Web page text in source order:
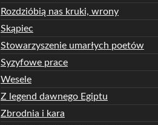
Rozdzióbią nas kruki, wrony
Skąpiec
Stowarzyszenie umarłych poetów
Syzyfowe prace
Wesele
Z legend dawnego Egiptu
Zbrodnia i kara